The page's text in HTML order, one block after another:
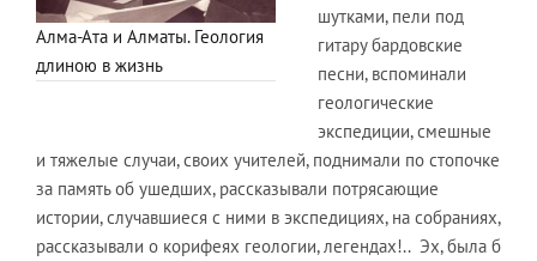
Алма-Ата и Алматы. Геология
длиною в жизнь
шутками, пели под
гитару бардовские
песни, вспоминали
геологические
экспедиции, смешные
и тяжелые случаи, своих учителей, поднимали по стопочке
за память об ушедших, рассказывали потрясающие
истории, случавшиеся с ними в экспедициях, на собраниях,
рассказывали о корифеях геологии, легендах!.. Эх, была б